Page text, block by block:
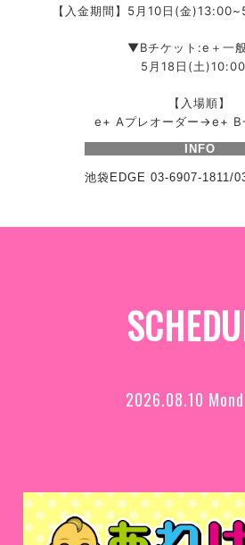
【入金期間】5月10日(金
▼Bチケット:e＋一
5月18日(土
【入場順】
e+ Aプレオーダー→e+ B
INFO
池袋EDGE 03-6907-1811/
2026.08.10